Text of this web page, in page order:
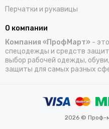
Перчатки и рукавицы
О компании
Компания «ПрофМарт» -
спецодежды и средств
выбор рабочей одежды,
защиты для самых разных
2026 © Проф-